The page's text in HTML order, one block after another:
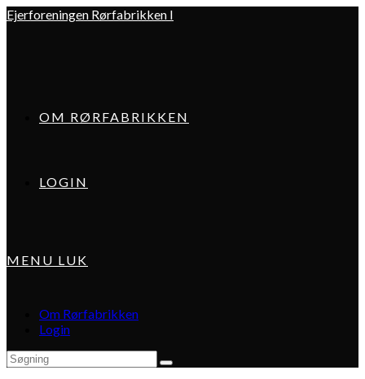
Skip
Ejerforeningen Rørfabrikken I
OM RØRFABRIKKEN
LOGIN
MENU LUK
Om Rørfabrikken
Login